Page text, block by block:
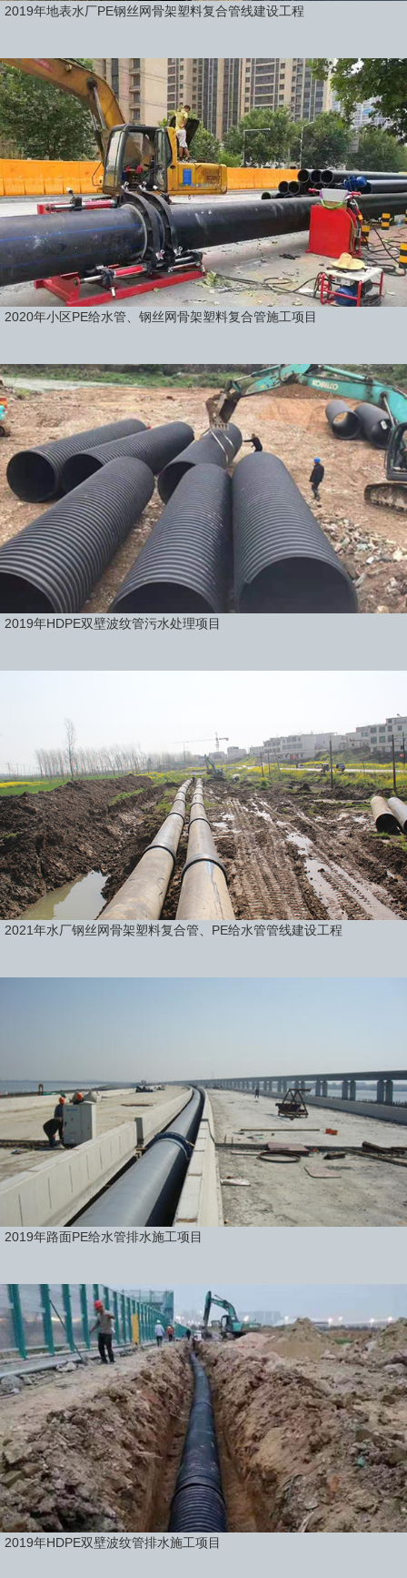
2019年地表水厂PE钢丝网骨架塑料复合管线建设工程
2020年小区PE给水管、钢丝网骨架塑料复合管施工项目
2019年HDPE双壁波纹管污水处理项目
2021年水厂钢丝网骨架塑料复合管、PE给水管管线建设工程
2019年路面PE给水管排水施工项目
2019年HDPE双壁波纹管排水施工项目